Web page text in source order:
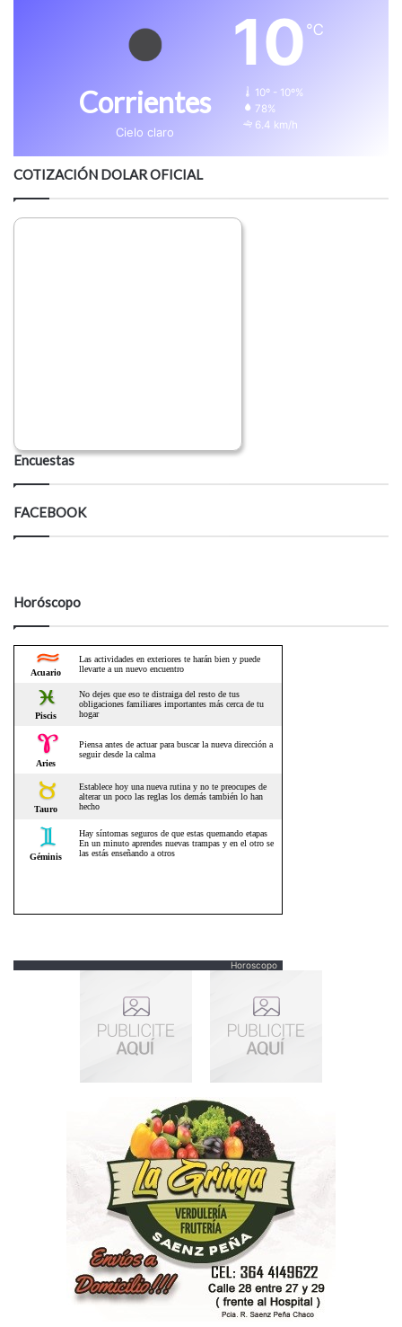
Corrientes
Cielo claro
10 ℃
10º - 10º%
78%
6.4 km/h
COTIZACIÓN DOLAR OFICIAL
Encuestas
FACEBOOK
Horóscopo
Horoscopo